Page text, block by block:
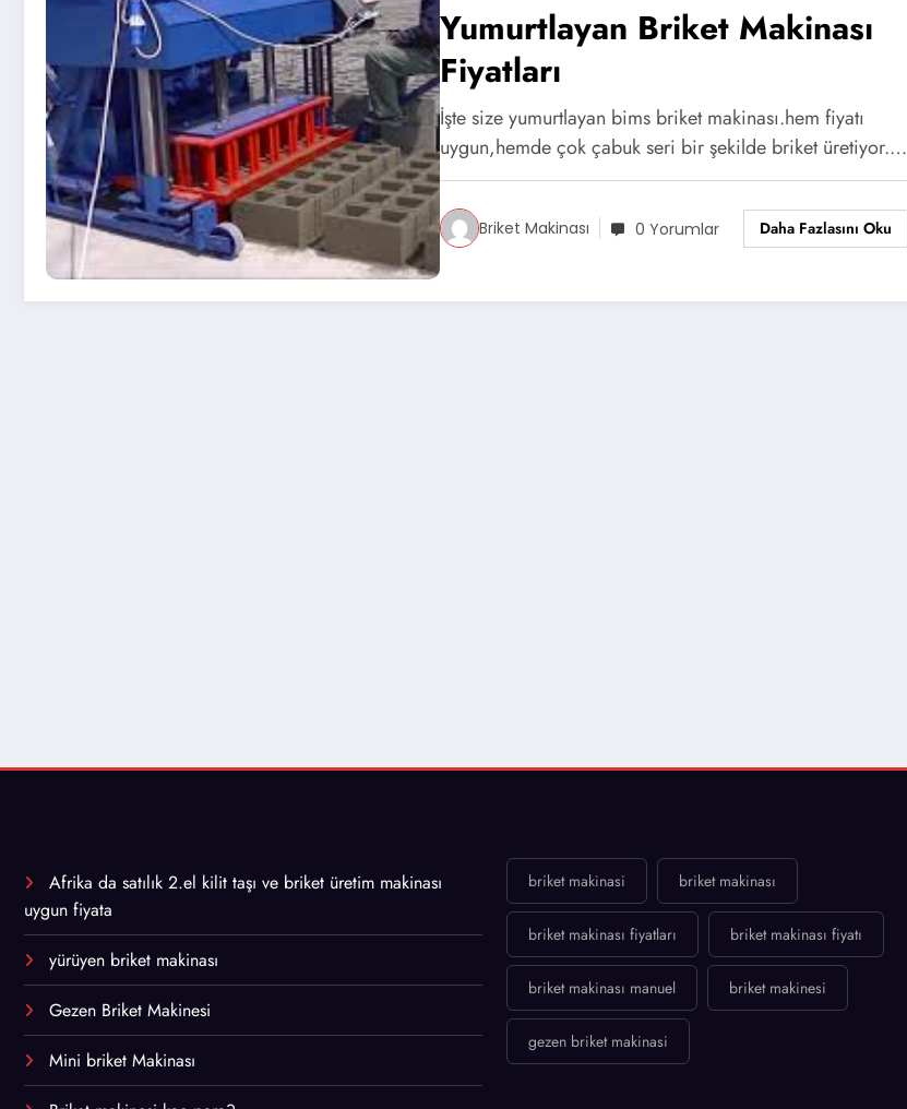
Yumurtlayan Briket Makinası
Fiyatları
İşte size yumurtlayan bims briket makinası.hem fiyatı
uygun,hemde çok çabuk seri bir şekilde briket üretiyor.…
Briket Makinası 0 Yorumlar Daha Fazlasını Oku
Afrika da satılık 2.el kilit taşı ve briket üretim makinası
uygun fiyata
yürüyen briket makinası
Gezen Briket Makinesi
Mini briket Makinası
briket makinasi briket makinası
briket makinası fiyatları briket makinası fiyatı
briket makinası manuel briket makinesi
gezen briket makinasi